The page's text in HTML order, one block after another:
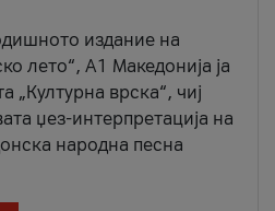
издание на
лето“, А1 Македонија ја
„Културна врска“, чиј
џез-интерпретација на
народна песна